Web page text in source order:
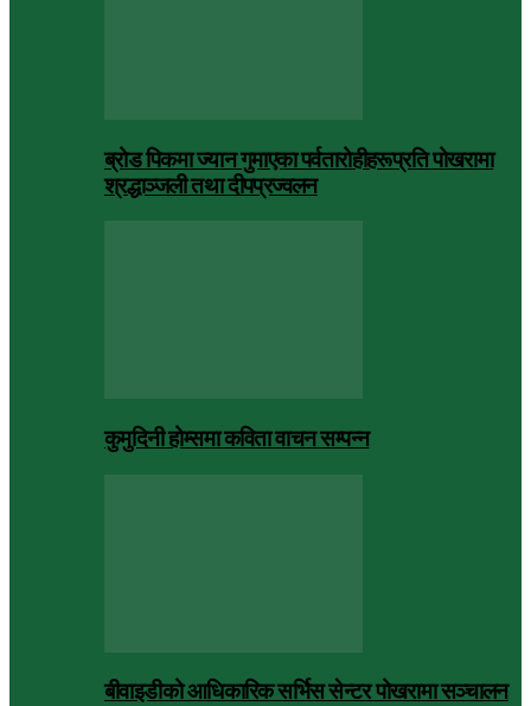
ब्रोड पिकमा ज्यान गुमाएका पर्वतारोहीहरूप्रति पोखरामा
श्रद्धाञ्जली तथा दीपप्रज्वलन
कुमुदिनी होम्समा कविता वाचन सम्पन्न
बीवाइडीको आधिकारिक सर्भिस सेन्टर पोखरामा सञ्चालन